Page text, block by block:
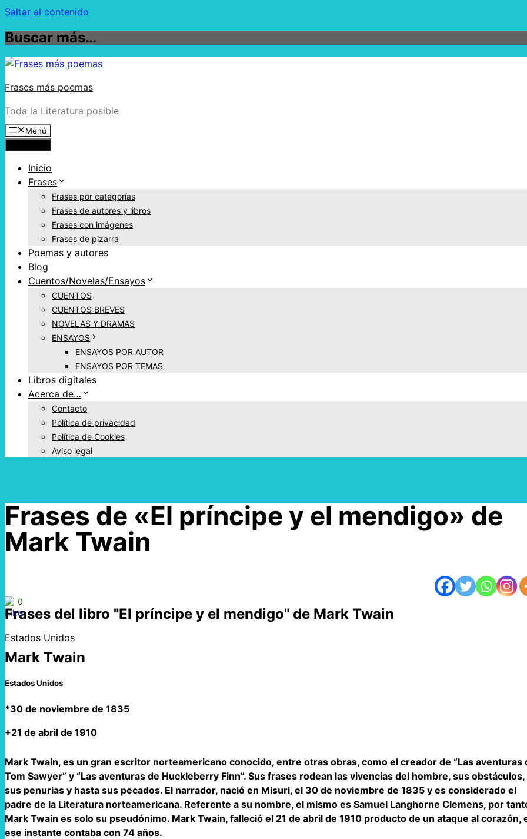
Saltar al contenido
Buscar más…
Frases más poemas
Toda la Literatura posible
Menú
Inicio
Frases
Frases por categorías
Frases de autores y libros
Frases con imágenes
Frases de pizarra
Poemas y autores
Blog
Cuentos/Novelas/Ensayos
CUENTOS
CUENTOS BREVES
NOVELAS Y DRAMAS
ENSAYOS
ENSAYOS POR AUTOR
ENSAYOS POR TEMAS
Libros digitales
Acerca de…
Contacto
Política de privacidad
Política de Cookies
Aviso legal
Frases de «El príncipe y el mendigo» de
Mark Twain
0
Frases del libro "El príncipe y el mendigo" de Mark Twain
Estados Unidos
Mark Twain
Estados Unidos
*30 de noviembre de 1835
+21 de abril de 1910
Mark Twain, es un gran escritor norteamericano conocido, entre otras obras, como el creador de “Las aventuras
Tom Sawyer” y “Las aventuras de Huckleberry Finn”. Sus frases rodean las vivencias del hombre, sus obstáculos,
sus penurias y hasta sus pecados. El narrador, nació en Misuri, el 30 de noviembre de 1835 y es considerado el
padre de la Literatura norteamericana. Referente a su nombre, el mismo es Samuel Langhorne Clemens, por
Mark Twain es solo su pseudónimo. Mark Twain, falleció el 21 de abril de 1910 producto de un ataque al corazón,
ese instante contaba con 74 años.